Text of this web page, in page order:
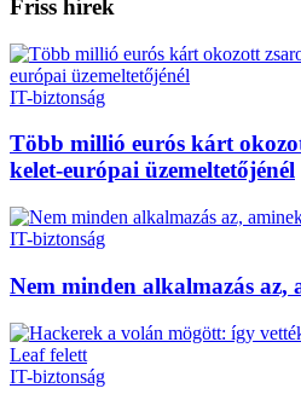
Friss hírek
IT-biztonság
Több millió eurós kárt
kelet-európai üzemeltetőjénél
IT-biztonság
Nem minden alkalmazás az,
IT-biztonság